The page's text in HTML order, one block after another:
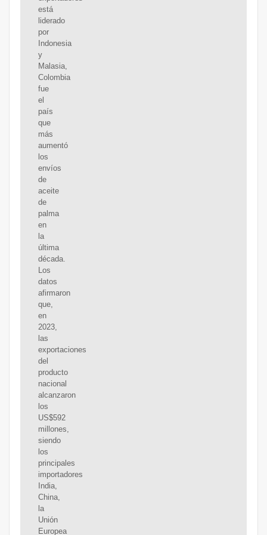
está
liderado
por
Indonesia
y
Malasia,
Colombia
fue
el
país
que
más
aumentó
los
envíos
de
aceite
de
palma
en
la
última
década.
Los
datos
afirmaron
que,
en
2023,
las
exportaciones
del
producto
nacional
alcanzaron
los
US$592
millones,
siendo
los
principales
importadores
India,
China,
la
Unión
Europea